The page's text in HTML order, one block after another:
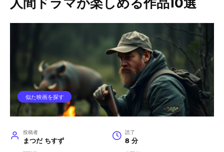
似た映画を探す
投稿者
まつだ ちすず
読了
8 分